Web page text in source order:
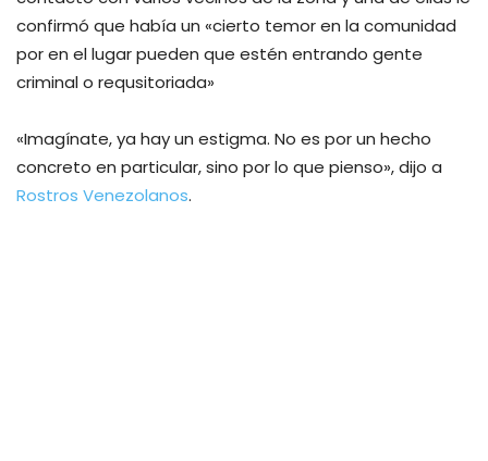
confirmó que había un «cierto temor en la comunidad
por en el lugar pueden que estén entrando gente
criminal o requsitoriada»
«Imagínate, ya hay un estigma. No es por un hecho
concreto en particular, sino por lo que pienso», dijo a
Rostros Venezolanos.